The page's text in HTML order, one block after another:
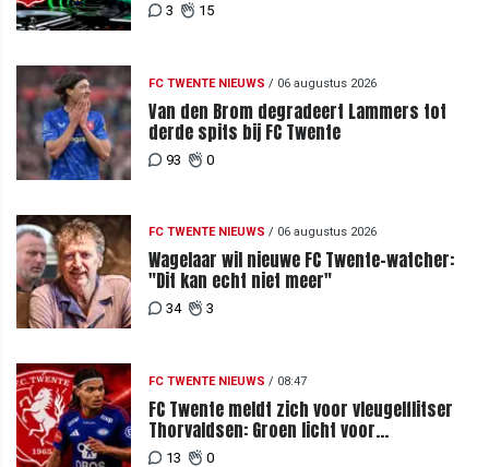
3 15
FC TWENTE NIEUWS / 06 augustus 2026
Van den Brom degradeert Lammers tot
derde spits bij FC Twente
93 0
FC TWENTE NIEUWS / 06 augustus 2026
Wagelaar wil nieuwe FC Twente-watcher:
"Dit kan echt niet meer"
34 3
FC TWENTE NIEUWS / 08:47
FC Twente meldt zich voor vleugelflitser
Thorvaldsen: Groen licht voor
miljoenenbod
13 0